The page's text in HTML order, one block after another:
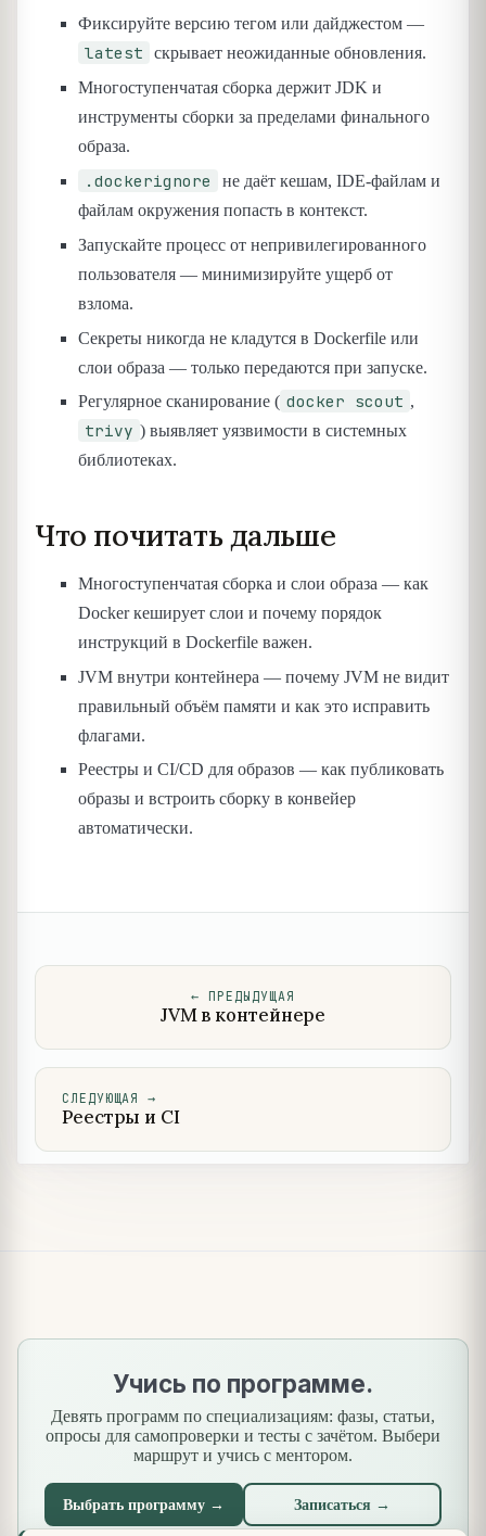
Фиксируйте версию тегом или дайджестом —
latest
скрывает неожиданные обновления.
Многоступенчатая сборка держит JDK и
инструменты сборки за пределами финального
образа.
.dockerignore
не даёт кешам, IDE-файлам и
файлам окружения попасть в контекст.
Запускайте процесс от непривилегированного
пользователя — минимизируйте ущерб от
взлома.
Секреты никогда не кладутся в Dockerfile или
слои образа — только передаются при запуске.
Регулярное сканирование ( docker scout ,
trivy ) выявляет уязвимости в системных
библиотеках.
Что почитать дальше
Многоступенчатая сборка и слои образа — как
Docker кеширует слои и почему порядок
инструкций в Dockerfile важен.
JVM внутри контейнера — почему JVM не видит
правильный объём памяти и как это исправить
флагами.
Реестры и CI/CD для образов — как публиковать
образы и встроить сборку в конвейер
автоматически.
← ПРЕДЫДУЩАЯ
JVM в контейнере
СЛЕДУЮЩАЯ →
Реестры и CI
Учись по программе.
Девять программ по специализациям: фазы, статьи,
опросы для самопроверки и тесты с зачётом. Выбери
маршрут и учись с ментором.
Выбрать программу → Записаться →